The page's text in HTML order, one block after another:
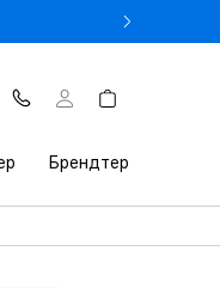
жеңілдік
Брендтер